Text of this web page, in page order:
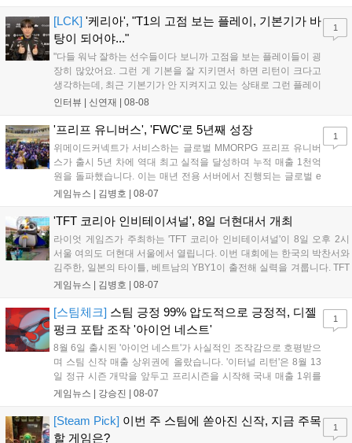
상 'Grand Theft Auto VI: An Extended Look'을 최초 공개할 계획
이다....
[LCK] '케리아', "T1의 고점 보는 플레이, 기본기가 바
탕이 되어야..."
"다들 워낙 잘하는 선수들이다 보니까 고점을 보는 플레이들이 굉
장히 많았어요. 그런 게 기본을 잘 지키면서 하면 리턴이 크다고
생각하는데, 최근 기본기가 안 지켜지고 있는 상태로 그런 플레이
를 추구하다 보니까 팀적으로 안 좋은 사고가 계속 많이 났던 것
LoL 챔피언스 코리아(LCK)'...
인터뷰 | 신연재 | 08-08
1
'프리프 유니버스', 'FWC'로 5년째 성장
위메이드커넥트가 서비스하는 글로벌 MMORPG 프리프 유니버
스가 출시 5년 차에 역대 최고 실적을 달성하며 누적 매출 1천억
원을 돌파했습니다. 이는 매년 전용 서버에서 진행되는 글로벌 e
스포츠 대회 FWC의 영향이 큽니다. FWC는 이용자가 동일한 조
은 전년 대비 매출과 이용자 지표가 대폭 상승하는 성과를 냈습니
FWC 그랜드 파이널이 개최될 예정이며, 위메이드커넥트는 이를
통해 커뮤니티 중심의 장기 성장 모델을 지속할 방침입니다....
게임뉴스 | 김병호 | 08-07
1
'TFT 코리아 인비테이셔널', 8일 더현대서 개최
라이엇 게임즈가 주최하는 'TFT 코리아 인비테이셔널'이 8일 오후 2시
서울 여의도 더현대 서울에서 열립니다. 이번 대회에는 한국의 박찬서와
김주한, 일본의 타이틀, 베트남의 YBY1이 출전해 실력을 겨룹니다. TFT
는 소속팀 없이 개인 자격으로 참가하는 독특한 대회 구조를 가지며, 누
17일까지 이어지는 이번 행사는 신규 세트 체험과 공연 등 다양한 즐길
거리를 제공하며, 이후 현대백화점 판교점에서도 행사가 이어질 예정입
니다. 연말에는 라스베이거스 오픈이 개최됩니다....
게임뉴스 | 김병호 | 08-07
[스팀체크] 스팀 긍정 99% 압도적으로 긍정적, 디젤
펑크 포탑 조작 '아이언 네스트'
8월 6일 출시된 '아이언 네스트'가 사실적인 조작감으로 호평받으
며 스팀 신작 매출 상위권에 올랐습니다. '이터널 리턴'은 8월 13
일 정규 시즌 개막을 앞두고 프리시즌을 시작해 국내 매출 1위를
기록했습니다. 25주년을 맞은 '고스트 리콘' 시리즈는 8월 6일 쇼
'마블 투혼: 파이팅 소울즈'와 레트로 수리 시뮬레이션 '리스토
리'도 스팀에 정식 출시되었습니다....
게임뉴스 | 강승진 | 08-07
1
[Steam Pick] 이번 주 스팀에 쏟아진 신작, 지금 주목
할 게임은?
1